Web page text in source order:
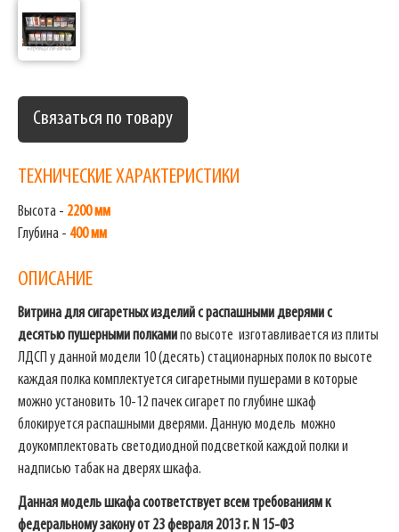
Связаться по товару
ТЕХНИЧЕСКИЕ ХАРАКТЕРИСТИКИ
Высота - 2200 мм
Глубина - 400 мм
ОПИСАНИЕ
Витрина для сигаретных изделий с распашными дверями с
десятью пушерными полкамипо высоте изготавливается из плиты
ЛДСП у данной модели 10 (десять) стационарных полок по высоте
каждая полка комплектуется сигаретными пушерами в которые
можно установить 10-12 пачек сигарет по глубине шкаф
блокируется распашными дверями. Данную модель можно
доукомплектовать светодиодной подсветкой каждой полки и
надписью табак на дверях шкафа.
Данная модель шкафа соответствует всем требованиям к
федеральному закону от 23 февраля 2013 г. N 15-ФЗ